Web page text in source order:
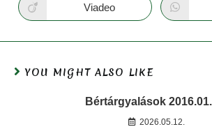
Viadeo
YOU MIGHT ALSO LIKE
Bértárgyalások
2026.05.12.